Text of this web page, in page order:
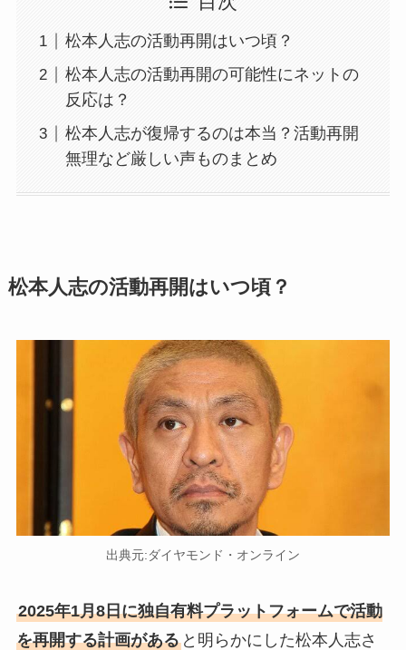
松本人志の活動再開はいつ頃？
松本人志の活動再開の可能性にネットの
反応は？
松本人志が復帰するのは本当？活動再開
無理など厳しい声ものまとめ
松本人志の活動再開はいつ頃？
出典元:ダイヤモンド・オンライン
2025年1月8日に独自有料プラットフォームで活動
を再開する計画があると明らかにした松本人志さ